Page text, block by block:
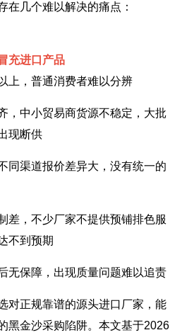
在几个难以解决的痛点：
充进口产品
上，普通消费者难以分辨
，中小贸易商货源不稳定，大批
现断供
同渠道报价差异大，没有统一的
差，不少厂家不提供预铺排色服
不到预期
无保障，出现质量问题难以追责
对正规靠谱的源头进口厂家，能
黑金沙采购陷阱。本文基于2026